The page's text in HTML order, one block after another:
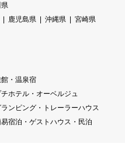
鹿児島県 沖縄県
宮崎県
・温泉宿
チホテル・オーベルジュ
ランピング・トレーラーハウス
宿泊・ゲストハウス・民泊